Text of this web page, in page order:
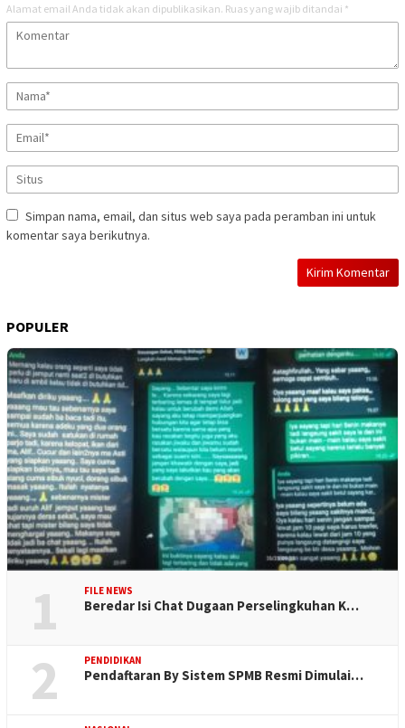
Alamat email Anda tidak akan dipublikasikan. Ruas yang wajib ditandai *
Simpan nama, email, dan situs web saya pada peramban ini untuk
komentar saya berikutnya.
POPULER
1 FILE NEWS
Beredar Isi Chat Dugaan Perselingkuhan K…
2 PENDIDIKAN
Pendaftaran By Sistem SPMB Resmi Dimulai…